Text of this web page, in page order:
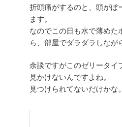
折頭痛がするのと、頭がぼ
ます。
なのでこの日も水で薄めた
ら、部屋でダラダラしなが
余談ですがこのゼリータイ
見かけないんですよね。
見つけられてないだけかな